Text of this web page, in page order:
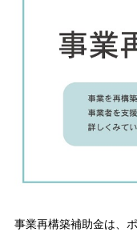
事業再構築補助金は、